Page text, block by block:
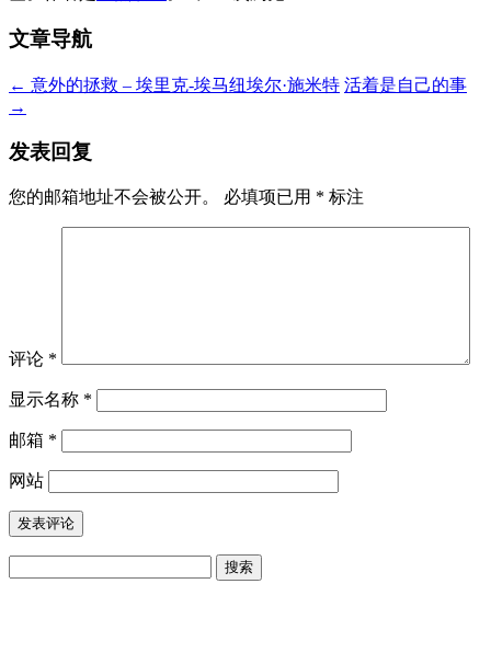
文章导航
← 意外的拯救 – 埃里克-埃马纽埃尔·施米特 活着是自己的事
→
发表回复
您的邮箱地址不会被公开。 必填项已用 * 标注
评论 *
显示名称 *
邮箱 *
网站